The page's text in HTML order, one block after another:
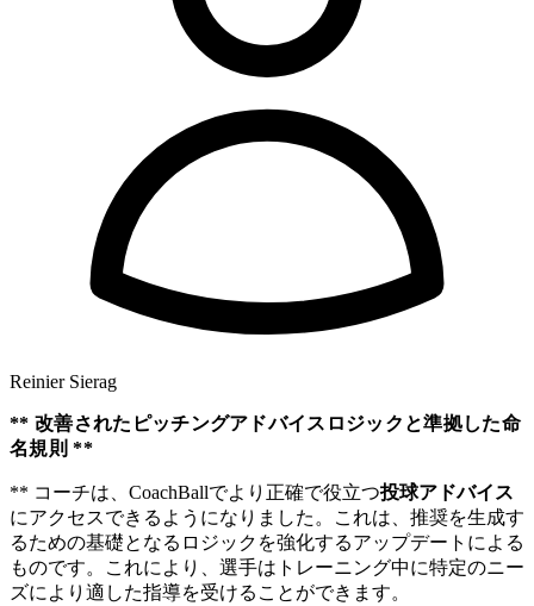
Reinier Sierag
** 改善されたピッチングアドバイスロジックと準拠した命
名規則 **
** コーチは、CoachBallでより正確で役立つ投球アドバイス
にアクセスできるようになりました。これは、推奨を生成す
るための基礎となるロジックを強化するアップデートによる
ものです。これにより、選手はトレーニング中に特定のニー
ズにより適した指導を受けることができます。